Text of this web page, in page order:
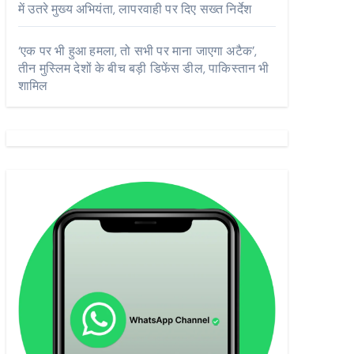
में उतरे मुख्य अभियंता, लापरवाही पर दिए सख्त निर्देश
‘एक पर भी हुआ हमला, तो सभी पर माना जाएगा अटैक’,
तीन मुस्लिम देशों के बीच बड़ी डिफेंस डील, पाकिस्तान भी
शामिल